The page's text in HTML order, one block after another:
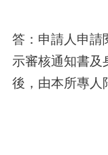
答：申請人申請
示審核通知書及
後，由本所專人